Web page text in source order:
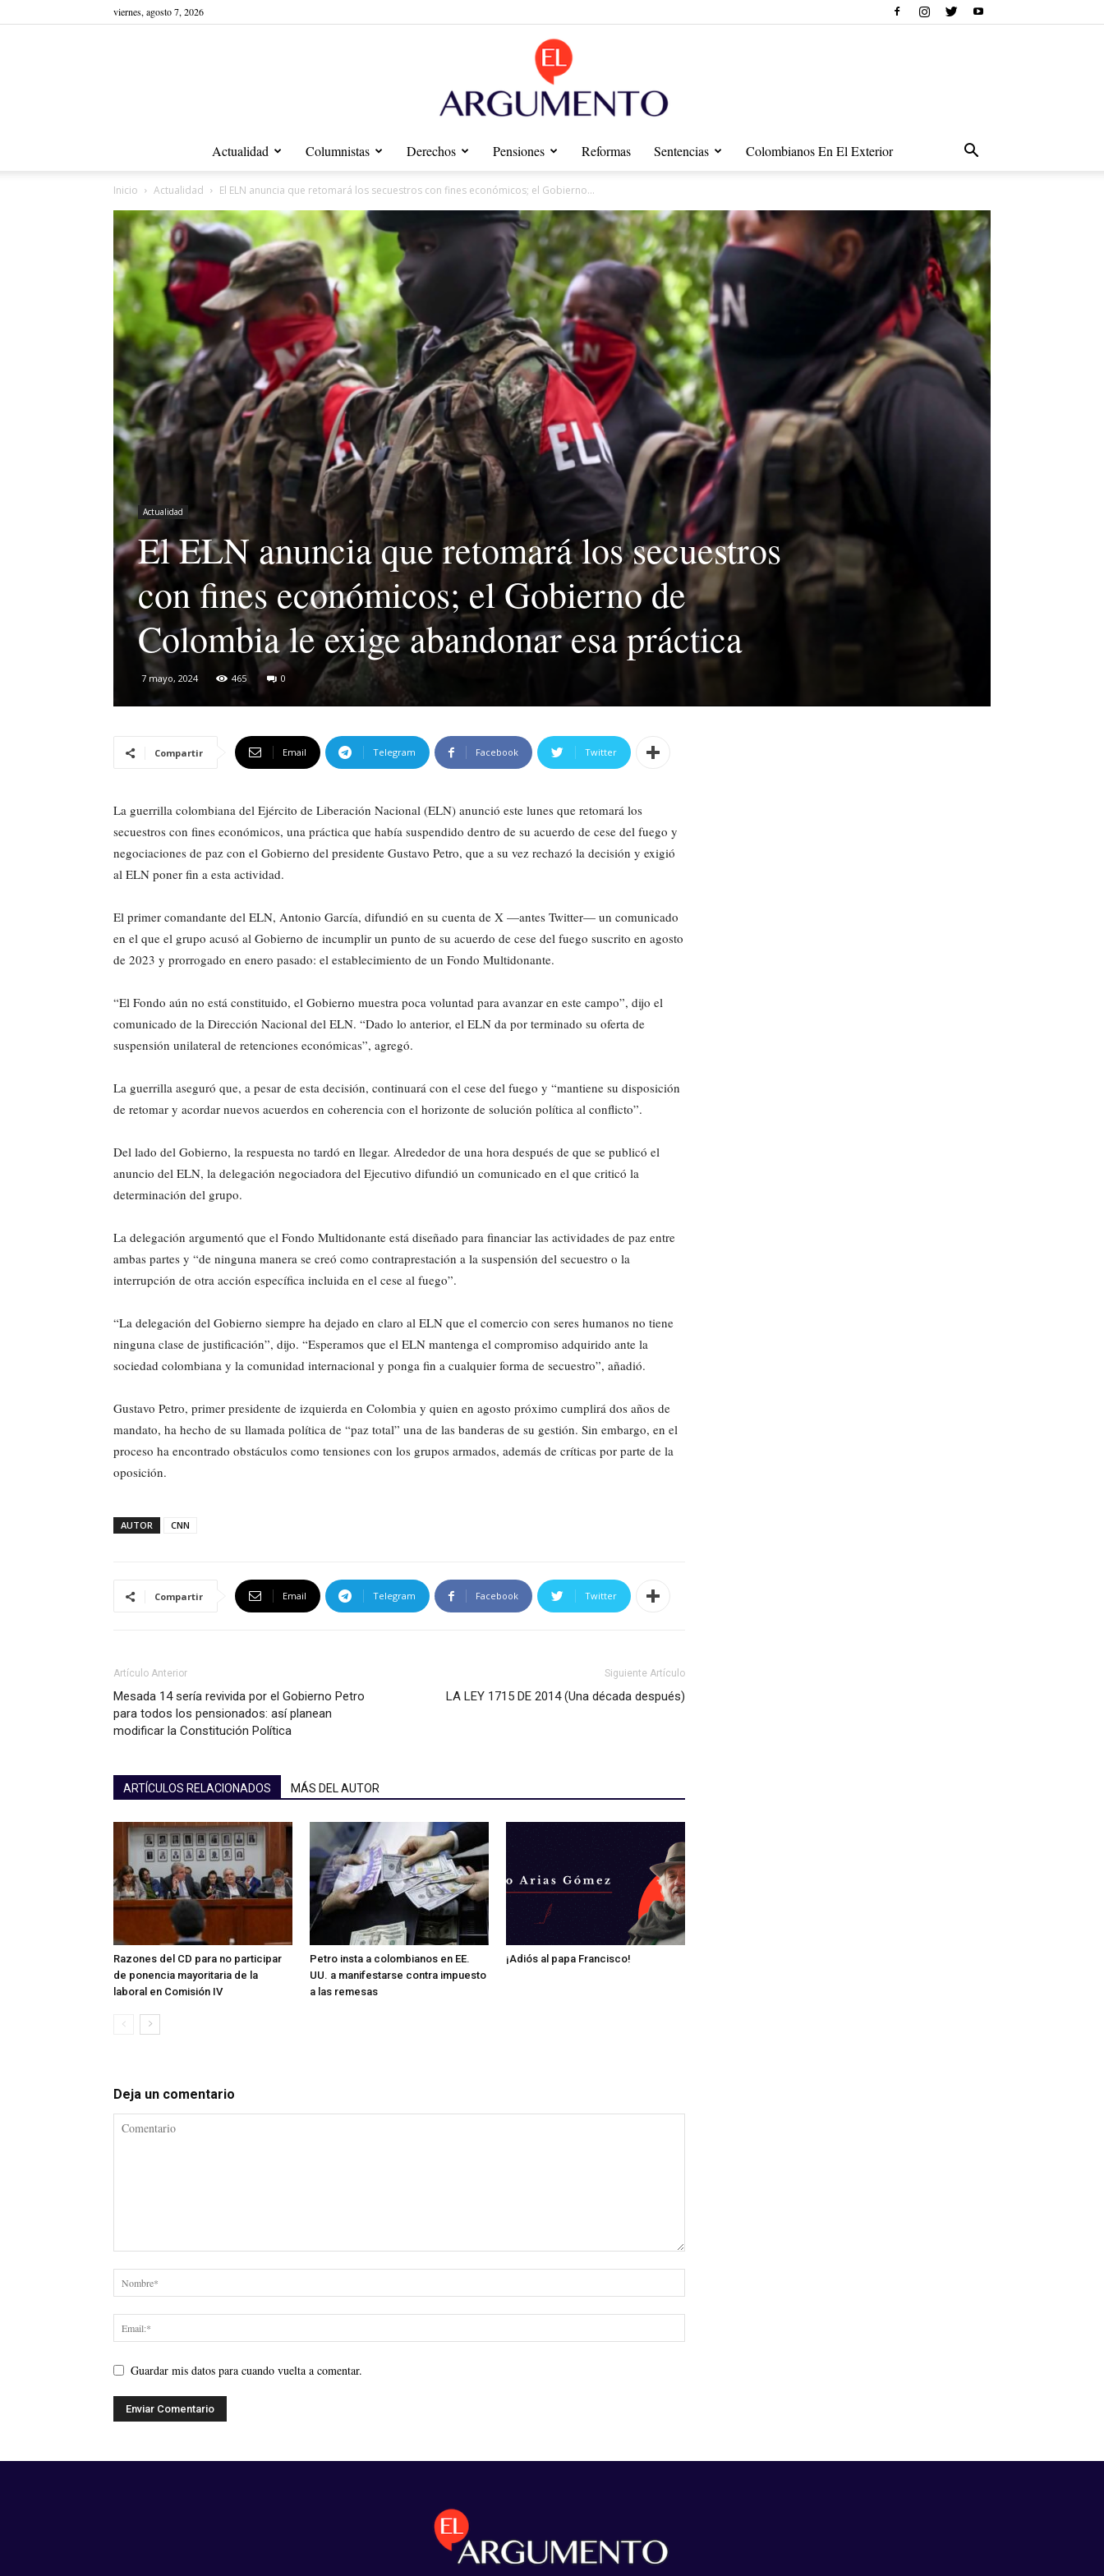
viernes, agosto 7, 2026
El
Argumento
Actualidad Columnistas Derechos Pensiones Reformas Sentencias Colombianos En El Exterior
Inicio Actualidad El ELN anuncia que retomará los secuestros con fines económicos; el Gobierno...
Actualidad
El ELN anuncia que retomará los secuestros
con fines económicos; el Gobierno de
Colombia le exige abandonar esa práctica
7 mayo, 2024 465 0
Compartir Email Telegram Facebook Twitter
La guerrilla colombiana del Ejército de Liberación Nacional (ELN) anunció este lunes que retomará los
secuestros con fines económicos, una práctica que había suspendido dentro de su acuerdo de cese del fuego y
negociaciones de paz con el Gobierno del presidente Gustavo Petro, que a su vez rechazó la decisión y exigió
al ELN poner fin a esta actividad.
El primer comandante del ELN, Antonio García, difundió en su cuenta de X —antes Twitter— un comunicado
en el que el grupo acusó al Gobierno de incumplir un punto de su acuerdo de cese del fuego suscrito en agosto
de 2023 y prorrogado en enero pasado: el establecimiento de un Fondo Multidonante.
“El Fondo aún no está constituido, el Gobierno muestra poca voluntad para avanzar en este campo”, dijo el
comunicado de la Dirección Nacional del ELN. “Dado lo anterior, el ELN da por terminado su oferta de
suspensión unilateral de retenciones económicas”, agregó.
La guerrilla aseguró que, a pesar de esta decisión, continuará con el cese del fuego y “mantiene su disposición
de retomar y acordar nuevos acuerdos en coherencia con el horizonte de solución política al conflicto”.
Del lado del Gobierno, la respuesta no tardó en llegar. Alrededor de una hora después de que se publicó el
anuncio del ELN, la delegación negociadora del Ejecutivo difundió un comunicado en el que criticó la
determinación del grupo.
La delegación argumentó que el Fondo Multidonante está diseñado para financiar las actividades de paz entre
ambas partes y “de ninguna manera se creó como contraprestación a la suspensión del secuestro o la
interrupción de otra acción específica incluida en el cese al fuego”.
“La delegación del Gobierno siempre ha dejado en claro al ELN que el comercio con seres humanos no tiene
ninguna clase de justificación”, dijo. “Esperamos que el ELN mantenga el compromiso adquirido ante la
sociedad colombiana y la comunidad internacional y ponga fin a cualquier forma de secuestro”, añadió.
Gustavo Petro, primer presidente de izquierda en Colombia y quien en agosto próximo cumplirá dos años de
mandato, ha hecho de su llamada política de “paz total” una de las banderas de su gestión. Sin embargo, en el
proceso ha encontrado obstáculos como tensiones con los grupos armados, además de críticas por parte de la
oposición.
AUTOR CNN
Compartir Email Telegram Facebook Twitter
Artículo Anterior
Mesada 14 sería revivida por el Gobierno Petro
para todos los pensionados: así planean
modificar la Constitución Política
Siguiente Artículo
LA LEY 1715 DE 2014 (Una década después)
ARTÍCULOS RELACIONADOS MÁS DEL AUTOR
Razones del CD para no participar
de ponencia mayoritaria de la
laboral en Comisión IV
Petro insta a colombianos en EE.
UU. a manifestarse contra impuesto
a las remesas
¡Adiós al papa Francisco!
Deja un comentario
Guardar mis datos para cuando vuelta a comentar.